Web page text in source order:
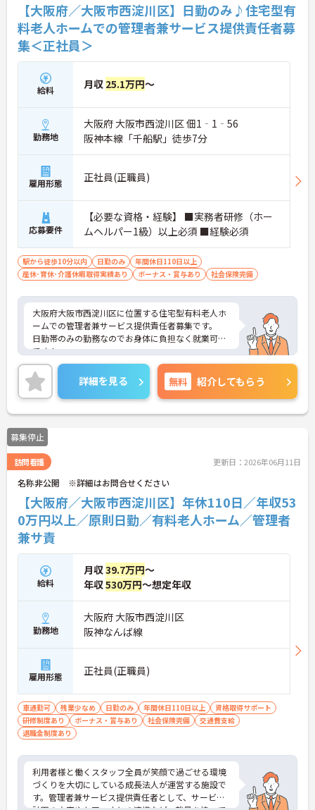
【大阪府／大阪市西淀川区】日勤のみ♪住宅型有
料老人ホームでの管理者兼サービス提供責任者募
集＜正社員＞
給料 月収 25.1万円～
勤務地
大阪府 大阪市西淀川区 佃1‐1‐56
阪神本線「千船駅」徒歩7分
雇用形態 正社員(正職員)
応募要件
【必要な資格・経験】 ■実務者研修（ホー
ムヘルパー1級）以上必須 ■経験必須
駅から徒歩10分以内 日勤のみ
年間休日110日以上
産休･育休･介護休暇取得実績あり
ボーナス・賞与あり 社会保険完備
大阪府大阪市西淀川区に位置する住宅型有料老人ホ
ームでの管理者兼サービス提供責任者募集です。
日勤帯のみの勤務なのでお身体に負担なく就業可能
です！
最寄駅から徒歩7分の好立地なところも嬉しいポイ
ント♪
ご興味のある方はご面接のポイントお伝えしますの
でご気軽にお問合せください。
詳細を見る 無料 紹介してもらう
募集停止
訪問看護 更新日：2026年06月11日
名称非公開 ※詳細はお問合せください
【大阪府／大阪市西淀川区】年休110日／年収53
0万円以上／原則日勤／有料老人ホーム／管理者
兼サ責
給料
月収39.7万円～
年収530万円～想定年収
勤務地
大阪府 大阪市西淀川区
阪神なんば線
雇用形態 正社員(正職員)
車通勤可 残業少なめ 日勤のみ 年間休日110日以上
資格取得サポート
研修制度あり
ボーナス・賞与あり 社会保険完備
交通費支給
退職金制度あり
利用者様と働くスタッフ全員が笑顔で過ごせる環境
づくりを大切にしている成長法人が運営する施設で
す。管理者兼サービス提供責任者として、サービス